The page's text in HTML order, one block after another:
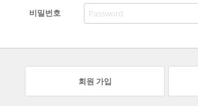
비밀번호
회원 가입